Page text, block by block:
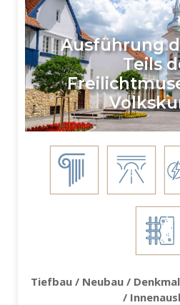
Ausführung
Teils
Tiefbau / Neubau /
/